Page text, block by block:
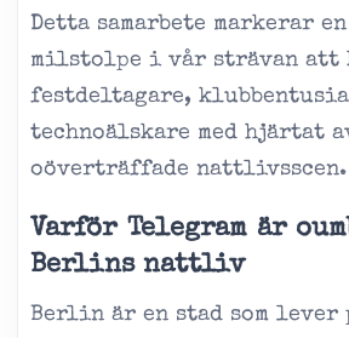
Detta samarbete markerar
milstolpe i vår strävan att
festdeltagare,
technoälskare med hjärtat
oöverträffade nattlivsscen.
Varför Telegram är
Berlins nattliv
Berlin är en stad som lever